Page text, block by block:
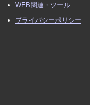
WEB関連・ツール
プライバシーポリシー